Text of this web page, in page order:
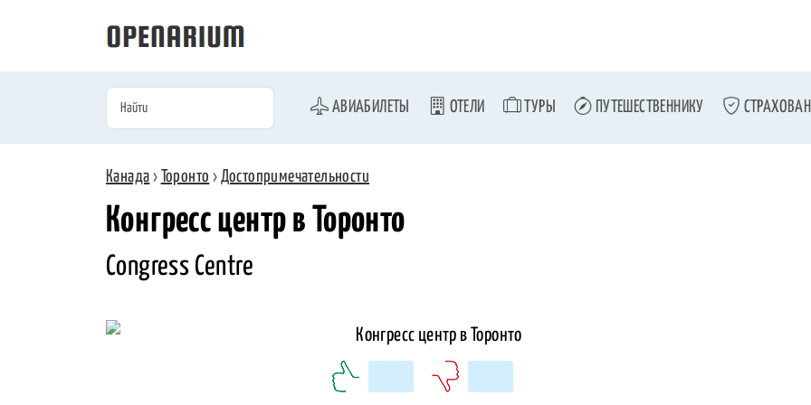
АВИАБИЛЕТЫ ОТЕЛИ ТУРЫ ПУТЕШЕСТВЕННИКУ
Канада › Торонто › Достопримечательности
Конгресс центр в Торонто
Congress Centre